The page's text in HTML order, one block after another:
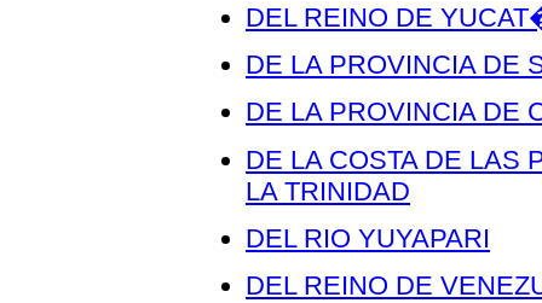
DEL REINO DE
DE LA PROVINCIA DE
DE LA PROVINCIA DE
DE LA COSTA DE LAS
LA TRINIDAD
DEL RIO YUYAPARI
DEL REINO DE